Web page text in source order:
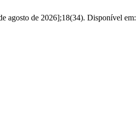
agosto de 2026];18(34). Disponível em: